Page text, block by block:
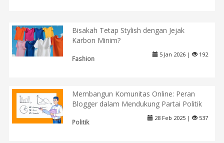
Bisakah Tetap Stylish dengan Jejak
Karbon Minim?
Fashion
5 Jan 2026 | 192
Membangun Komunitas Online: Peran
Blogger dalam Mendukung Partai Politik
Politik
28 Feb 2025 | 537